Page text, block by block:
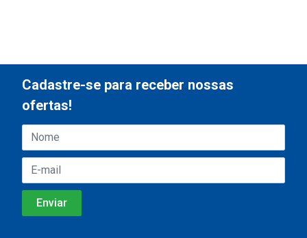
Cadastre-se para receber nossas
ofertas!